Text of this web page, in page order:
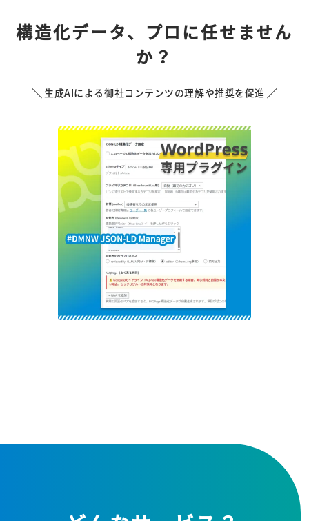
構造化データ、プロに任せません
か？
生成AIによる御社コンテンツの理解や推奨を促進